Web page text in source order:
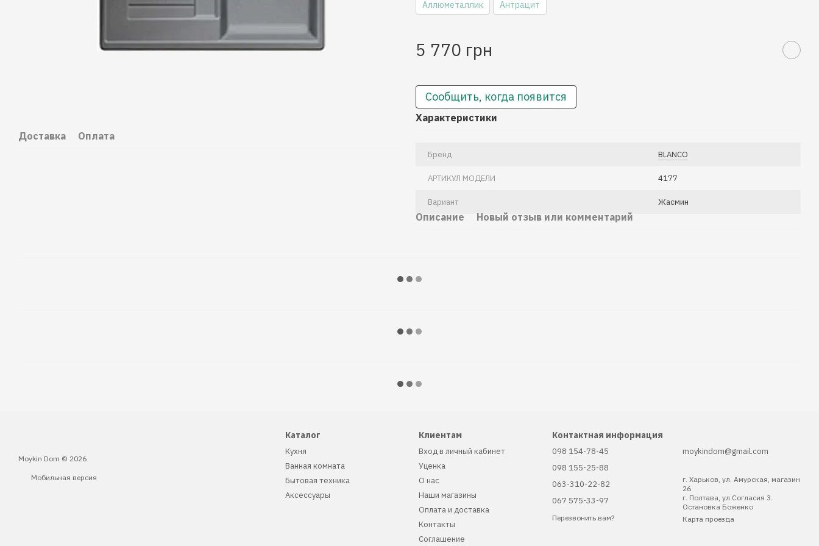
Доставка Оплата
Аллюметаллик Антрацит
5 770 грн
Сообщить, когда появится
Характеристики
Бренд BLANCO
АРТИКУЛ МОДЕЛИ 4177
Вариант Жасмин
Описание Новый отзыв или комментарий
Moykin Dom © 2026
Мобильная версия
Каталог
Кухня
Ванная комната
Бытовая техника
Аксессуары
Клиентам
Вход в личный кабинет
Уценка
О нас
Наши магазины
Оплата и доставка
Контакты
Соглашение
Контактная информация
098 154-78-45
098 155-25-88
063-310-22-82
067 575-33-97
Перезвонить вам?
moykindom@gmail.com
г. Харьков, ул. Амурская, магазин
26
г. Полтава, ул.Согласия 3.
Остановка Боженко
Карта проезда